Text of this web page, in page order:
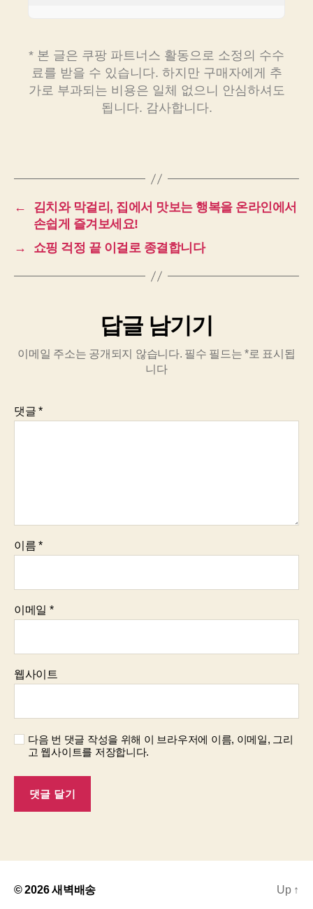
* 본 글은 쿠팡 파트너스 활동으로 소정의 수수
료를 받을 수 있습니다. 하지만 구매자에게 추
가로 부과되는 비용은 일체 없으니 안심하셔도
됩니다. 감사합니다.
←
김치와 막걸리, 집에서 맛보는 행복을 온라인에서
손쉽게 즐겨보세요!
→
쇼핑 걱정 끝 이걸로 종결합니다
답글 남기기
이메일 주소는 공개되지 않습니다. 필수 필드는*로 표시됩
니다
댓글*
이름*
이메일 *
웹사이트
다음 번 댓글 작성을 위해 이 브라우저에 이름, 이메일, 그리
고 웹사이트를 저장합니다.
© 2026새벽배송 Up ↑